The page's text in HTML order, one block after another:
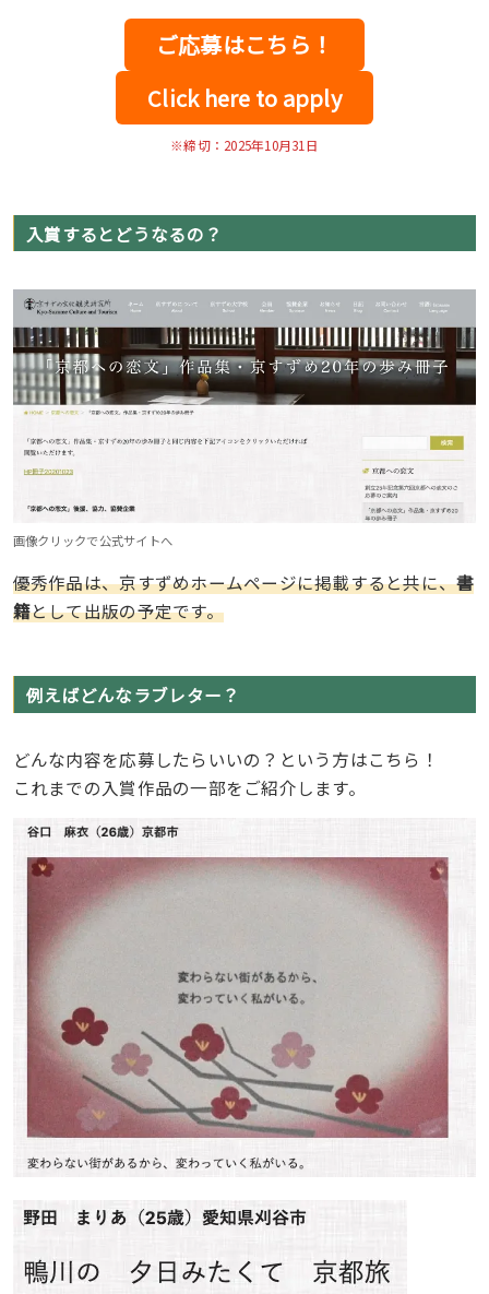
ご応募はこちら！
Click here to apply
※締切：2025年10月31日
入賞するとどうなるの？
画像クリックで公式サイトへ
優秀作品は、京すずめホームページに掲載すると共に、書
籍として出版の予定です。
例えばどんなラブレター？
どんな内容を応募したらいいの？という方はこちら！
これまでの入賞作品の一部をご紹介します。